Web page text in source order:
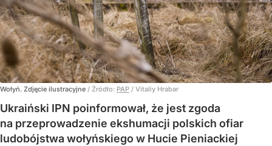
Wołyń. Zdjęcie ilustracyjne / Źródło: PAP / Vitaliy Hrabar
Ukraiński IPN poinformował, że jest zgoda
na przeprowadzenie ekshumacji polskich ofiar
ludobójstwa wołyńskiego w Hucie Pieniackiej